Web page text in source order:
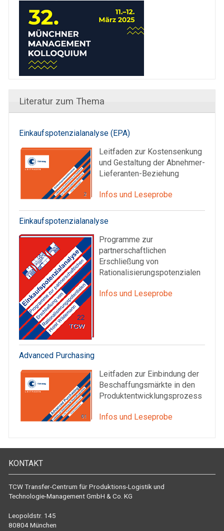
Literatur zum Thema
Einkaufspotenzialanalyse (EPA)
Leitfaden zur Kostensenkung
und Gestaltung der Abnehmer-
Lieferanten-Beziehung
Infos und Leseprobe
Einkaufspotenzialanalyse
Programme zur
partnerschaftlichen
Erschließung von
Rationalisierungspotenzialen
Infos und Leseprobe
Advanced Purchasing
Leitfaden zur Einbindung der
Beschaffungsmärkte in den
Produktentwicklungsprozess
Infos und Leseprobe
KONTAKT
TCW Transfer-Centrum für Produktions-Logistik und
Technologie-Management GmbH & Co. KG
Leopoldstr. 145
80804 München